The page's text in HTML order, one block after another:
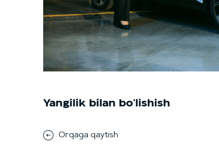
Yangilik bilan bo'lishish
Orqaga qaytish